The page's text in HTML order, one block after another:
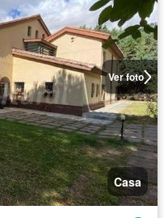
Ver foto
Casa